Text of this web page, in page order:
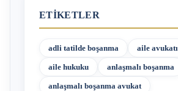
ETIKETLER
adli tatilde boşanma aile avukatı
aile hukuku anlaşmalı boşanma
anlaşmalı boşanma avukat